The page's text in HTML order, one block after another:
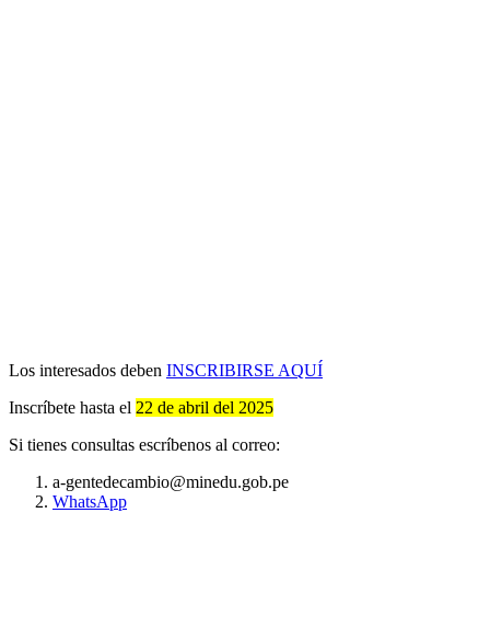
Los interesados deben INSCRIBIRSE AQUÍ
Inscríbete hasta el 22 de abril del 2025
Si tienes consultas escríbenos al correo:
a-gentedecambio@minedu.gob.pe
WhatsApp